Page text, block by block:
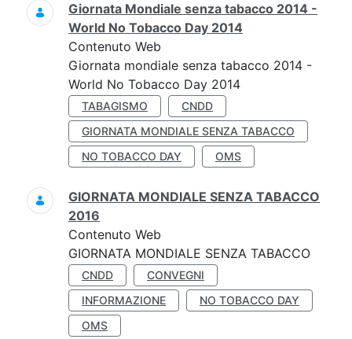
Giornata Mondiale senza tabacco 2014 -
World No Tobacco Day 2014
Contenuto Web
Giornata mondiale senza tabacco 2014 -
World No Tobacco Day 2014
TABAGISMO
CNDD
GIORNATA MONDIALE SENZA TABACCO
NO TOBACCO DAY
OMS
GIORNATA MONDIALE SENZA TABACCO
2016
Contenuto Web
GIORNATA MONDIALE SENZA TABACCO
CNDD
CONVEGNI
INFORMAZIONE
NO TOBACCO DAY
OMS